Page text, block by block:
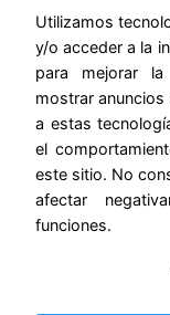
4. Amuleto de
Se cree que
así como las
5. Amuleto de
Se utiliza para
Utilizamos
y/o acceder a la
para mejorar
mostrar
a estas
el
este sitio. No
afectar
funciones.